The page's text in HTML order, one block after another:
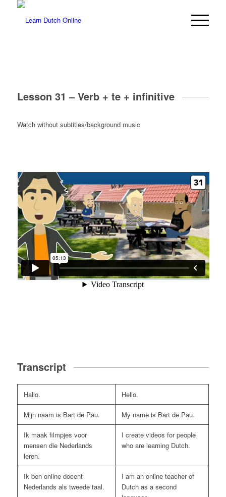
Lesson 31 – Verb + te + infinitive
Watch without subtitles/background music
Transcript
Hallo. Hello.
Mijn naam is Bart de Pau. My name is Bart de Pau.
Ik maak filmpjes voor
mensen die Nederlands
leren.
I create videos for people
who are learning Dutch.
Ik ben online docent
Nederlands als tweede taal.
I am an online teacher of
Dutch as a second